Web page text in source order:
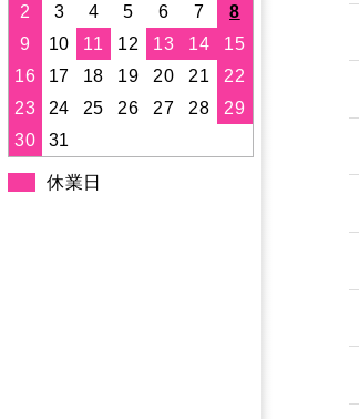
2
3 4 5 6 7
8
9
10 11 12 13 14
15
16
17 18 19 20 21
22
23
24 25 26 27 28
29
30
31
休業日